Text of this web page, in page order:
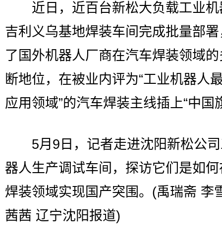
近日，近百台新松大负载工业机
吉利义乌基地焊装车间完成批量部
了国外机器人厂商在汽车焊装领域
断地位，在被业内评为“工业机器人
应用领域”的汽车焊装主线插上“中国
5月9日，记者走进沈阳新松公司
器人生产调试车间，探访它们是如
焊装领域实现国产突围。(禹瑞斋 李
茜茜 辽宁沈阳报道)